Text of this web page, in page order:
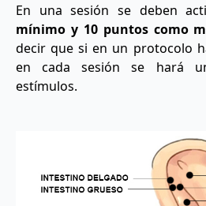
En una sesión se deben
mínimo y 10 puntos como
decir que si en un protocolo
en cada sesión se hará
estímulos.